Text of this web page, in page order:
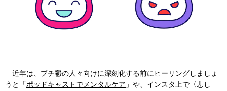
近年は、プチ鬱の人々向けに深刻化する前にヒーリングしましょ
うと「ポッドキャストでメンタルケア 」や、インスタ上で〈悲し